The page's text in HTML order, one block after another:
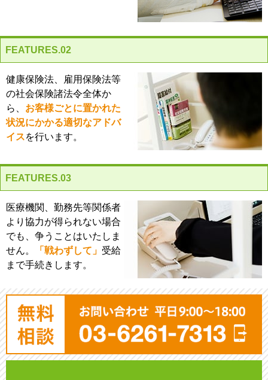
FEATURES.02
健康保険法、雇用保険法等
の社会保険諸法令全体か
ら、 お客様ごとに置かれた
状況にかかる適切なアドバ
イスを行います。
FEATURES.03
医療機関、勤務先等関係者
より協力が得られない場合
でも、争うことはいたしま
せん。
「戦わずして」 受給
まで手続きします。